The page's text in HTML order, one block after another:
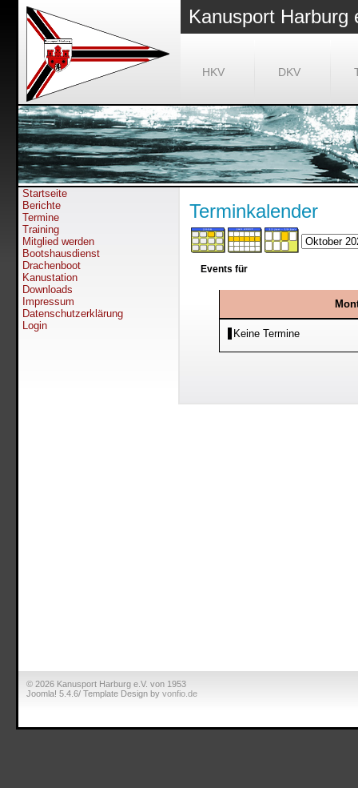
Kanusport Harburg
HKV DKV
Startseite
Berichte
Termine
Training
Mitglied werden
Bootshausdienst
Drachenboot
Kanustation
Downloads
Impressum
Datenschutzerklärung
Login
Terminkalender
Events für
Keine Termine
© 2026 Kanusport Harburg e.V. von 1953
Joomla! 5.4.6/ Template Design by vonfio.de